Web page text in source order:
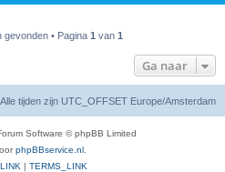
gevonden • Pagina 1 van 1
Ga naar
Alle tijden zijn UTC_OFFSET Europe/Amsterdam
Software © phpBB Limited
phpBBservice.nl.
| TERMS_LINK